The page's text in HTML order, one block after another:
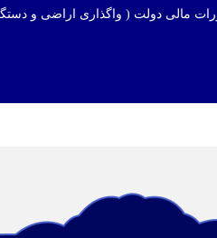
69 قانون تنظیم بخشی ازمقررات مالی دولت ( واگذاری